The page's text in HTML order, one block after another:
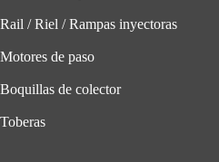
Rail / Riel / Rampas inyectoras
Motores de paso
Boquillas de colector
Toberas